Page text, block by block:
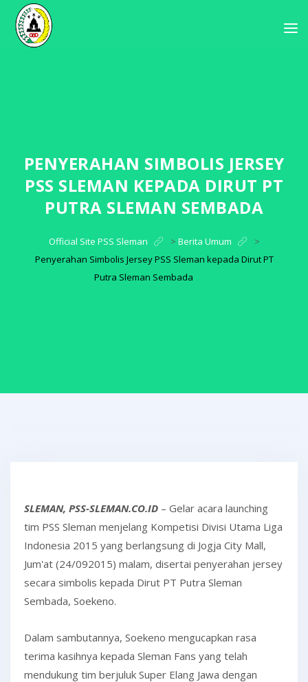
PENYERAHAN SIMBOLIS JERSEY
PSS SLEMAN KEPADA DIRUT PT
PUTRA SLEMAN SEMBADA
Official Site PSS Sleman > Berita Umum
>
Penyerahan Simbolis Jersey PSS Sleman kepada Dirut PT
Putra Sleman Sembada
SLEMAN, PSS-SLEMAN.CO.ID – Gelar acara launching
tim PSS Sleman menjelang Kompetisi Divisi Utama Liga
Indonesia 2015 yang berlangsung di Jogja City Mall,
Jum'at (24/092015) malam, disertai penyerahan jersey
secara simbolis kepada Dirut PT Putra Sleman
Sembada, Soekeno.
Dalam sambutannya, Soekeno mengucapkan rasa
terima kasihnya kepada Sleman Fans yang telah
mendukung tim berjuluk Super Elang Jawa dengan